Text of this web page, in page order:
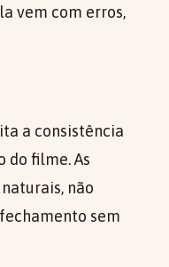
vem com erros,
a consistência
do filme. As
não
sem